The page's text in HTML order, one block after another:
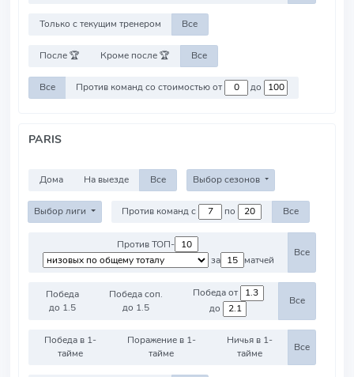
Только с текущим тренером Все
После 🏆 Кроме после 🏆 Все
Все Против команд со стоимостью от до
PARIS
Дома На выезде Все Выбор сезонов
Выбор лиги Против команд с по Все
Против ТОП-
за
матчей
Все
Победа
до 1.5
Победа соп.
до 1.5
Победа от
до
Все
Победа в 1-
тайме
Поражение в 1-
тайме
Ничья в 1-
тайме
Все